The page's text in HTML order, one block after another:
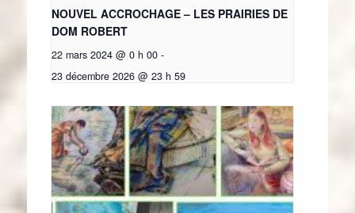
NOUVEL ACCROCHAGE – LES PRAIRIES DE
DOM ROBERT
22 mars 2024 @ 0 h 00 -
23 décembre 2026 @ 23 h 59